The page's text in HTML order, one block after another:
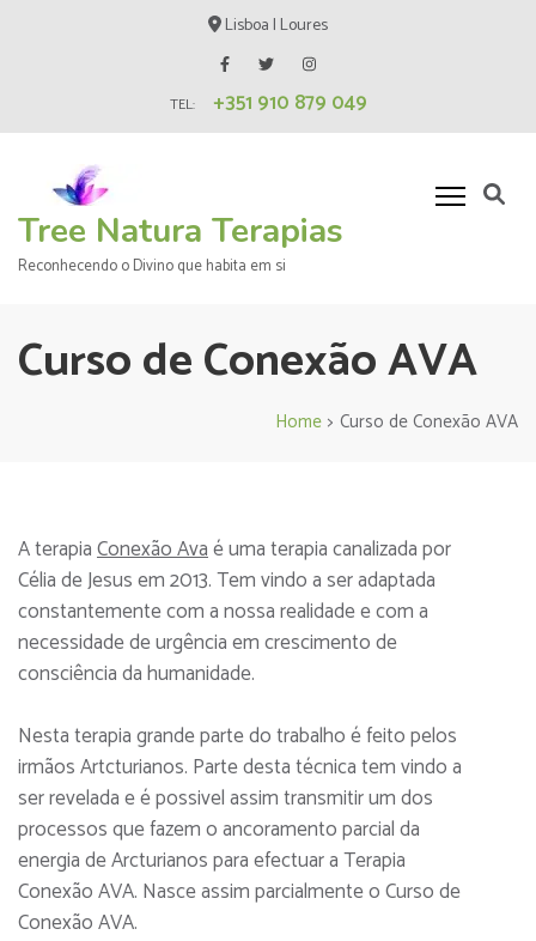
Enter)
Lisboa | Loures
TEL: +351 910 879 049
Tree Natura Terapias
Reconhecendo o Divino que habita em si
Curso de Conexão AVA
Home > Curso de Conexão AVA
A terapiaConexão Avaé uma terapia canalizada por
Célia de Jesus em 2013. Tem vindo a ser adaptada
constantemente com a nossa realidade e com a
necessidade de urgência em crescimento de
consciência da humanidade.
Nesta terapia grande parte do trabalho é feito pelos
irmãos Artcturianos. Parte desta técnica tem vindo a
ser revelada e é possivel assim transmitir um dos
processos que fazem o ancoramento parcial da
energia de Arcturianos para efectuar a Terapia
Conexão AVA. Nasce assim parcialmente o Curso de
Conexão AVA.